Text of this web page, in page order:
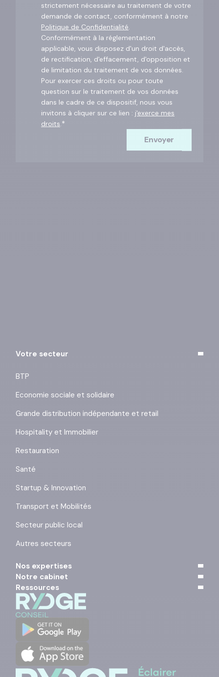
strictement nécessaire au traitement de votre
demande de contact, conformément à notre
Politique de Confidentialité
Conformément à la réglementation
applicable, vous disposez d'un droit d'accès,
de rectification, d'effacement, d'opposition et
de limitation du traitement de vos données.
Pour exercer ces droits ou pour toute
question sur le traitement de vos données
dans le cadre de ce dispositif, nous vous
invitons à cliquer sur ce lien : j'exerce mes
droits *
Votre secteur
BTP
Economie sociale et solidaire
Grande distribution indépendante et retail
Hospitality et Immobilier
Restauration
Santé
Startup & Innovation
Transport et Mobilités
Secteur public local
Autres secteurs
Nos expertises
Notre cabinet
Ressources